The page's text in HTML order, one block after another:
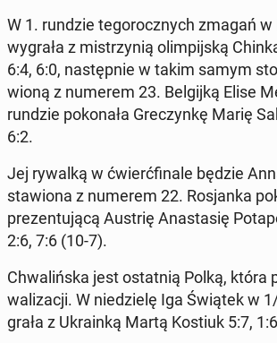
W 1. rundzie te­go­rocz­nych zmagań w
wygrała z mi­strzy­nią olim­pij­ską
6:4, 6:0, na­stęp­nie w takim samym
wio­ną z numerem 23. Bel­gij­ką Elise
rundzie po­ko­na­ła Gre­czyn­kę Marię
6:2.
Jej rywalką w ćwierć­fi­na­le będzie
sta­wio­na z numerem 22. Ro­sjan­ka
pre­zen­tu­ją­cą Austrię Ana­sta­się
2:6, 7:6 (10-7).
Chwa­liń­ska jest ostat­nią Polką, która
wa­li­za­cji. W nie­dzie­lę Iga Świątek w
gra­ła z Ukra­in­ką Martą Kostiuk 5:7,